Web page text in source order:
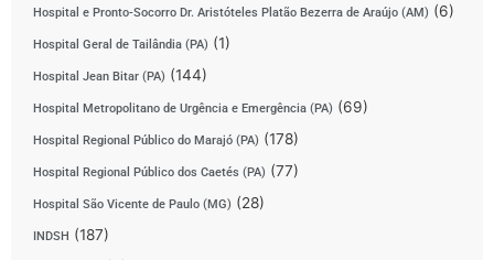
Hospital e Pronto-Socorro Dr. Aristóteles Platão Bezerra de Araújo (AM) (6)
Hospital Geral de Tailândia (PA) (1)
Hospital Jean Bitar (PA) (144)
Hospital Metropolitano de Urgência e Emergência (PA) (69)
Hospital Regional Público do Marajó (PA) (178)
Hospital Regional Público dos Caetés (PA) (77)
Hospital São Vicente de Paulo (MG) (28)
INDSH (187)